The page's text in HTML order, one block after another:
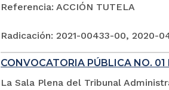
Referencia: ACCIÓN TUTELA
Radicación: 2021-00433-00, 2020-
CONVOCATORIA PÚBLICA NO.
La Sala Plena del Tribunal